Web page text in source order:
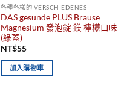
各種各樣的 VERSCHIEDENES
DAS gesunde PLUS Brause
Magnesium 發泡錠 鎂 檸檬口味
(綠蓋)
NT$55
加入購物車